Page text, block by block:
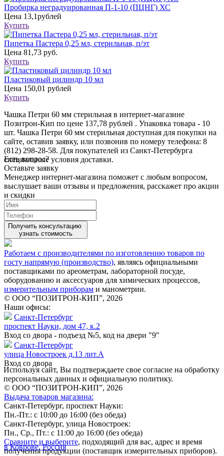
Пробирка неградуированная П-1-10 (ПЦНГ) ХС
Цена 13,1рублей
Купить
Пипетка Пастера 0,25 мл, стерильная, п/эт
Цена 81,73 руб.
Купить
Пластиковый цилиндр 10 мл
Цена 150,01 рублей
Купить
Чашка Петри 60 мм стерильная в интернет-магазине
Позитрон-Кип по цене 137,78 рублей . Упаковка товара - 10
шт. Чашка Петри 60 мм стерильная доступная для покупки на
сайте, оставив заявку, или позвонив по номеру телефона: 8
(812) 298-28-58. Для покупателей из Санкт-Петербурга
специальные условия доставки.
Есть вопрос?
Оставьте заявку
Менеджер интернет-магазина поможет с любым вопросом,
выслушает ваши отзывы и предложения, расскажет про акции
и скидки
Получить консультацию
узнать стоимость
Работаем с производителями по изготовлению товаров по
госту напрямую (производство), являясь официальными
поставщиками по ареометрам, лабораторной посуде,
оборудованию и аксессуаров для химических процессов,
измерительным приборам и манометрии.
© ООО “ПОЗИТРОН-КИП”, 2026
Наши офисы:
Санкт-Петербург
проспект Науки, дом 47, к.2
Вход со двора - подъезд №5, код на двери "9"
Санкт-Петербург
улица Новостроек д.13 лит.А
Вход со двора
Используя сайт, Вы подтверждаете свое согласие на обработку
персональных данных и официальную политику.
© ООО “ПОЗИТРОН-КИП”, 2026
Выдача товаров магазина:
Санкт-Петербург, проспект Науки:
Пн.-Пт.: с 10:00 до 16:00 (без обеда)
Санкт-Петербург, улица Новостроек:
Пн., Ср., Пт.: с 11:00 до 16:00 (без обеда)
Сравните и выберите, подходящий для вас, адрес и время
получения продукции (поставщик измерительных приборов).
в Коврове, Россия